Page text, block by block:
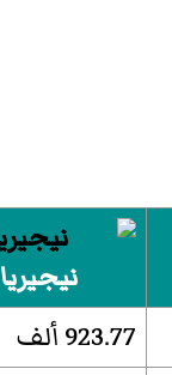
نيجيريا
923.77 ألف